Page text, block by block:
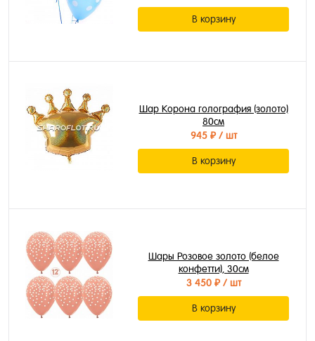
В корзину
Шар Корона голография (золото)
80см
945 ₽/ шт
В корзину
Шары Розовое золото (белое
конфетти), 30см
3 450 ₽/ шт
В корзину